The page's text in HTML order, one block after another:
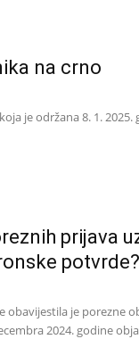
na crno
je održana 8. 1. 2025.
prijava
potvrde?
obavijestila je porezne
2024. godine